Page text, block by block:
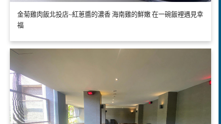
金菊雞肉飯北投店~紅蔥醬的濃香 海南雞的鮮嫩 在一碗飯裡遇見幸
福